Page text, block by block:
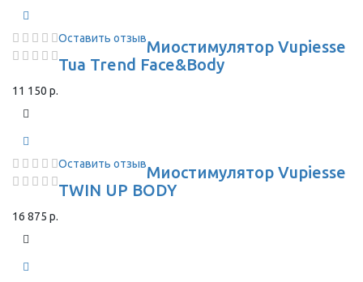
Оставить отзывМиостимулятор Vupiesse
Tua Trend Face&Body
11 150 р.
Оставить отзывМиостимулятор Vupiesse
TWIN UP BODY
16 875 р.